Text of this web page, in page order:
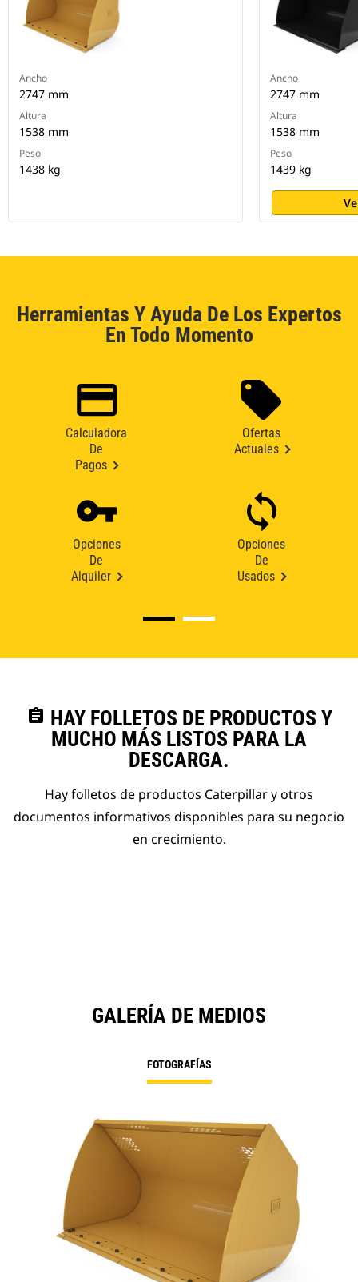
Ancho
2747 mm
Altura
1538 mm
Peso
1438 kg
Ancho
2747 mm
Altura
1538 mm
Peso
1439 kg
Herramientas Y Ayuda De Los Expertos
En Todo Momento
Calculadora
De
Pagos
Ofertas
Actuales
Opciones
De
Alquiler
Opciones
De
Usados
assignment HAY FOLLETOS DE PRODUCTOS Y
MUCHO MÁS LISTOS PARA LA
DESCARGA.
Hay folletos de productos Caterpillar y otros
documentos informativos disponibles para su negocio
en crecimiento.
GALERÍA DE MEDIOS
FOTOGRAFÍAS